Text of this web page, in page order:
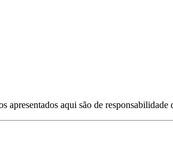
apresentados aqui são de responsabilidade